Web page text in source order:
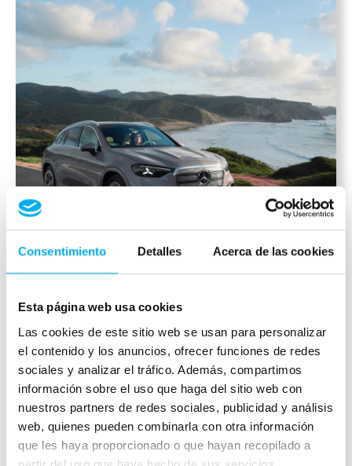
Consentimiento Detalles Acerca de las cookies
Esta página web usa cookies
Las cookies de este sitio web se usan para personalizar
el contenido y los anuncios, ofrecer funciones de redes
sociales y analizar el tráfico. Además, compartimos
información sobre el uso que haga del sitio web con
nuestros partners de redes sociales, publicidad y análisis
web, quienes pueden combinarla con otra información
que les haya proporcionado o que hayan recopilado a
Mercedes-Benz GLC 2026:
diseño, tecnología y eficiencia
premium
Mercedes-Benz GLC 2026: el SUV premium
que redefine la experiencia de conducción
El Mercedes-Benz GLC se ha consolidado